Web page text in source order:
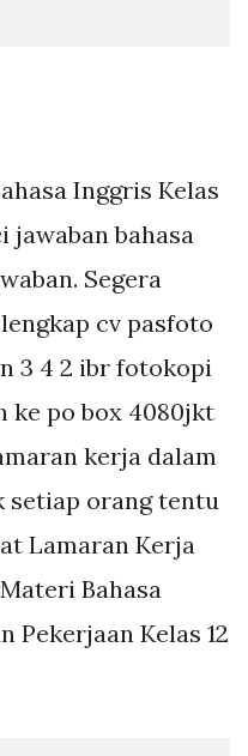
Inggris Kelas
jawaban bahasa
Segera
cv pasfoto
3 4 2 ibr fotokopi
ke po box 4080jkt
kerja dalam
setiap orang tentu
Lamaran Kerja
Bahasa
Pekerjaan Kelas 12